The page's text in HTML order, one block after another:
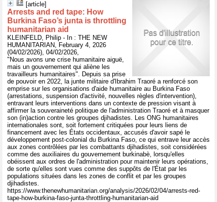
[article]
Arrests and red tape: How
Burkina Faso’s junta is throttling
humanitarian aid
KLEINFELD, Philip - In : THE NEW
HUMANITARIAN, February 4, 2026
(04/02/2026), 04/02/2026,
"Nous avons une crise humanitaire aiguë,
mais un gouvernement qui aliène les
travailleurs humanitaires". Depuis sa prise
de pouvoir en 2022, la junte militaire d'Ibrahim Traoré a renforcé son
emprise sur les organisations d'aide humanitaire au Burkina Faso
(arrestations, suspension d'activité, nouvelles règles d'intervention),
entravant leurs interventions dans un contexte de pression visant à
affirmer la souveraineté politique de l'administration Traoré et à masquer
son (in)action contre les groupes djihadistes. Les ONG humanitaires
internationales sont, soit fortement critiquées pour leurs liens de
financement avec les États occidentaux, accusés d'avoir sapé le
développement post-colonial du Burkina Faso, ce qui entrave leur accès
aux zones contrôlées par les combattants djihadistes, soit considérées
comme des auxiliaires du gouvernement burkinabè, lorsqu'elles
obéissent aux ordres de l'administration pour maintenir leurs opérations,
de sorte qu'elles sont vues comme des suppôts de l'État par les
populations situées dans les zones de conflit et par les groupes
djihadistes.
https://www.thenewhumanitarian.org/analysis/2026/02/04/arrests-red-
tape-how-burkina-faso-junta-throttling-humanitarian-aid